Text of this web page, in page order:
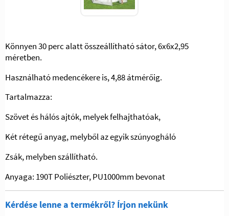
Könnyen 30 perc alatt összeállítható sátor, 6x6x2,95
méretben.
Használható medencékere is, 4,88 átmérőig.
Tartalmazza:
Szövet és hálós ajtók, melyek felhajthatóak,
Két rétegű anyag, melyből az egyik szúnyogháló
Zsák, melyben szállítható.
Anyaga: 190T Poliészter, PU1000mm bevonat
Kérdése lenne a termékről? Írjon nekünk